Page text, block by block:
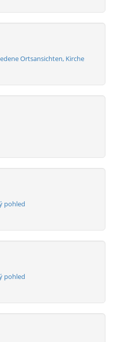
Ortsansichten, Kirche
pohled
pohled